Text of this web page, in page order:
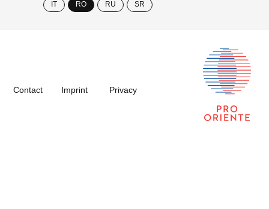
IT RO RU SR
Contact Imprint Privacy